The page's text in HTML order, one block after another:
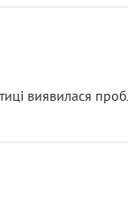
виявилася